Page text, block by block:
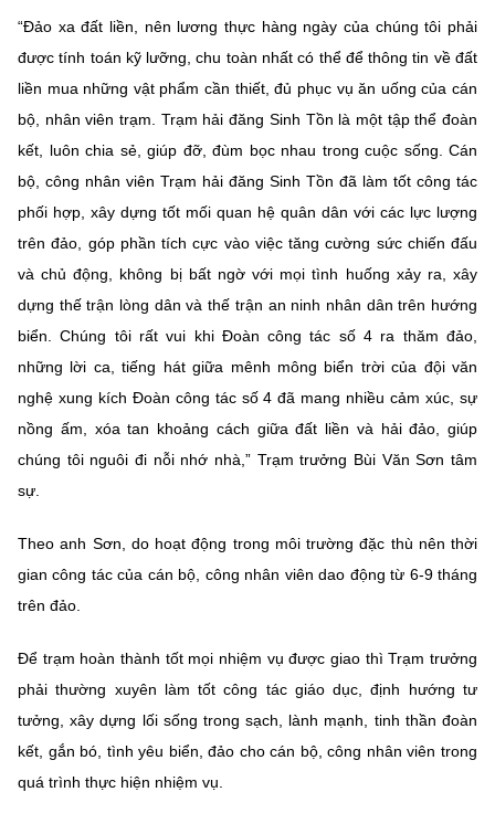
“Đảo xa đất liền, nên lương thực hàng ngày của chúng tôi phải
được tính toán kỹ lưỡng, chu toàn nhất có thể để thông tin về đất
liền mua những vật phẩm cần thiết, đủ phục vụ ăn uống của cán
bộ, nhân viên trạm. Trạm hải đăng Sinh Tồn là một tập thể đoàn
kết, luôn chia sẻ, giúp đỡ, đùm bọc nhau trong cuộc sống. Cán
bộ, công nhân viên Trạm hải đăng Sinh Tồn đã làm tốt công tác
phối hợp, xây dựng tốt mối quan hệ quân dân với các lực lượng
trên đảo, góp phần tích cực vào việc tăng cường sức chiến đấu
và chủ động, không bị bất ngờ với mọi tình huống xảy ra, xây
dựng thế trận lòng dân và thế trận an ninh nhân dân trên hướng
biển. Chúng tôi rất vui khi Đoàn công tác số 4 ra thăm đảo,
những lời ca, tiếng hát giữa mênh mông biển trời của đội văn
nghệ xung kích Đoàn công tác số 4 đã mang nhiều cảm xúc, sự
nồng ấm, xóa tan khoảng cách giữa đất liền và hải đảo, giúp
chúng tôi nguôi đi nỗi nhớ nhà,” Trạm trưởng Bùi Văn Sơn tâm
sự.
Theo anh Sơn, do hoạt động trong môi trường đặc thù nên thời
gian công tác của cán bộ, công nhân viên dao động từ 6-9 tháng
trên đảo.
Để trạm hoàn thành tốt mọi nhiệm vụ được giao thì Trạm trưởng
phải thường xuyên làm tốt công tác giáo dục, định hướng tư
tưởng, xây dựng lối sống trong sạch, lành mạnh, tinh thần đoàn
kết, gắn bó, tình yêu biển, đảo cho cán bộ, công nhân viên trong
quá trình thực hiện nhiệm vụ.